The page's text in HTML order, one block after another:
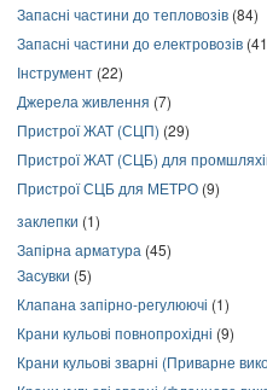
Запасні частини до тепловозів (84)
Запасні частини до електровозів
Інструмент (22)
Джерела живлення (7)
Пристрої ЖАТ (СЦП) (29)
Пристрої ЖАТ (СЦБ) для
Пристрої СЦБ для МЕТРО (9)
заклепки (1)
Запірна арматура (45)
Засувки (5)
Клапана запірно-регулюючі (1)
Крани кульові повнопрохідні (9)
Крани кульові зварні (Приварне